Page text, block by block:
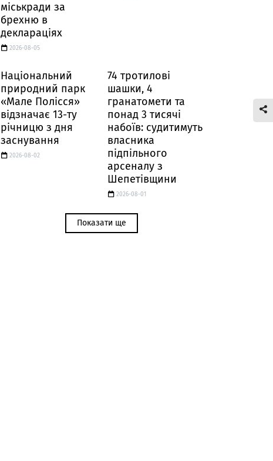
міськради за
брехню в
деклараціях
2026-08-05
Національний
природний парк
«Мале Полісся»
відзначає 13-ту
річницю з дня
заснування
2026-08-02
74 тротилові
шашки, 4
гранатомети та
понад 3 тисячі
набоїв: судитимуть
власника
підпільного
арсеналу з
Шепетівщини
2026-08-01
Показати ще